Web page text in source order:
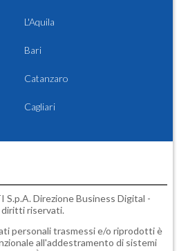
L'Aquila
Bari
Catanzaro
Cagliari
Direzione Business Digital -
diritti riservati.
personali trasmessi e/o riprodotti è
all'addestramento di sistemi